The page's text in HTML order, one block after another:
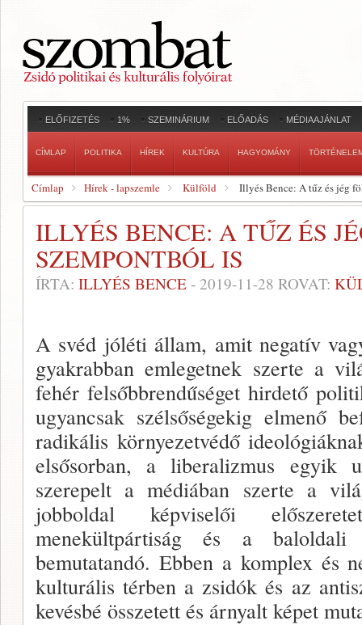
ELŐFIZETÉS 1% SZEMINÁRIUM ELŐADÁS MÉDIAAJÁNLAT
CÍMLAP POLITIKA HÍREK KULTÚRA HAGYOMÁNY
Címlap Hírek - lapszemle Külföld Illyés Bence: A tűz és jég
ILLYÉS BENCE: A TŰZ ÉS
SZEMPONTBÓL IS
ÍRTA: ILLYÉS BENCE - 2019-11-28 ROVAT:
A svéd jóléti állam, amit negatív
gyakrabban emlegetnek szerte a
fehér felsőbbrendűséget hirdető
ugyancsak szélsőségekig elmenő
radikális környezetvédő
elsősorban, a liberalizmus egyik
szerepelt a médiában szerte a
jobboldal képviselői
menekültpártiság és a baloldali
bemutatandó. Ebben a komplex és
kulturális térben a zsidók és az
kevésbé összetett és árnyalt képet